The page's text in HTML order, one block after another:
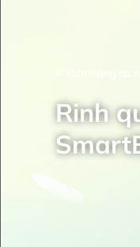
Rinh